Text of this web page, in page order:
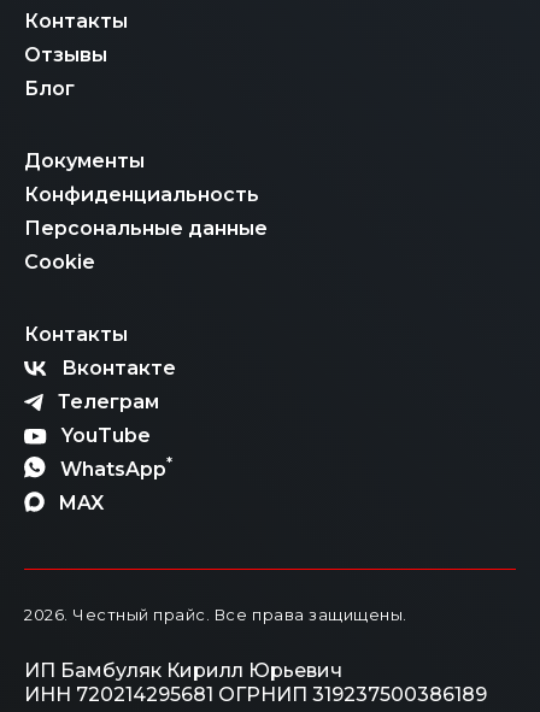
Контакты
Отзывы
Блог
Документы
Конфиденциальность
Персональные данные
Cookie
Контакты
Вконтакте
Телеграм
YouTube
WhatsApp*
MAX
2026 . Честный прайс. Все права защищены.
ИП Бамбуляк Кирилл Юрьевич
ИНН 720214295681 ОГРНИП 319237500386189